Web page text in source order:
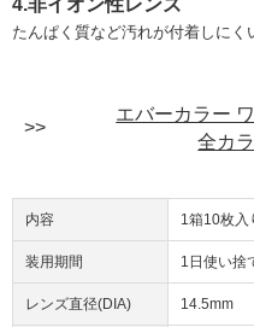
たんぱく質など汚れが付着しにく
エバーカラー
全カ
内容 1箱10枚入
装用期間 1日使い捨
レンズ直径(DIA) 14.5mm